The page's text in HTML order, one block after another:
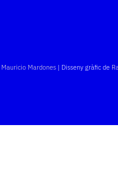
Mauricio Mardones | Disseny gràfic de